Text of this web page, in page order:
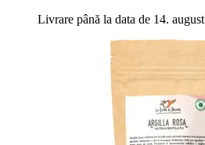
Livrare până la data de 14. august